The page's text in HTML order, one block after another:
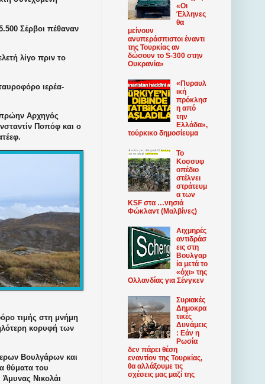
Σέρβοι πέθαναν
λίγο πριν το
ιερέα-
Αρχηγός
Ποπόφ και ο
τιμής στη μνήμη
κορυφή των
Βουλγάρων και
θύματα του
Νικολάι
«Οι
Έλληνες
θα
μείνουν
ανυπεράσπιστοι έναντι
της Τουρκίας αν
δώσουν το S-300 στην
Ουκρανία»
«Πυραυλ
ική
πρόκλησ
η από
την
Ελλάδα»,
τούρκικο δημοσίευμα
Το
Κοσσυφ
οπέδιο
στέλνει
στράτευμ
α των
KSF στα …νησιά
Φώκλαντ (Μαλβίνες)
Αιχμηρές
αντιδράσ
εις στη
Βουλγαρ
ία μετά το
«όχι» της
Ολλανδίας για Σένγκεν
Συριακές
Δημοκρα
τικές
Δυνάμεις
: Εάν η
Ρωσία
δεν πάρει θέση
εναντίον της Τουρκίας,
θα αλλάξουμε τις
σχέσεις μας μαζί της